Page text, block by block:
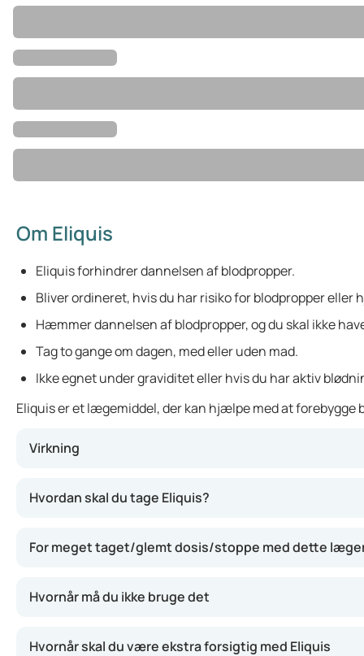
Om Eliquis
Eliquis forhindrer dannelsen af blodpropper.
Bliver ordineret, hvis du har risiko for blodpropper
Hæmmer dannelsen af blodpropper, og du skal ikke
Tag to gange om dagen, med eller uden mad.
Ikke egnet under graviditet eller hvis du har aktiv
Eliquis er et lægemiddel, der kan hjælpe med at
Virkning
Hvordan skal du tage Eliquis?
For meget taget/glemt dosis/stoppe med dette
Hvornår må du ikke bruge det
Hvornår skal du være ekstra forsigtig med Eliquis